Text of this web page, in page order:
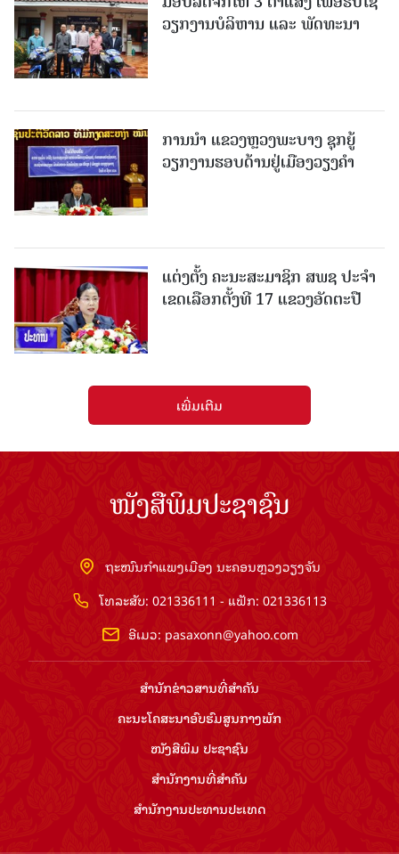
ວຽກງານບໍລິຫານ ແລະ ພັດທະນາ
ການນຳ ແຂວງຫຼວງພະບາງ ຊຸກຍູ້
ວຽກງານຮອບດ້ານຢູ່ເມືອງວຽງຄໍາ
ແຕ່ງຕັ້ງ ຄະນະສະມາຊິກ ສພຊ ປະຈຳ
ເຂດເລືອກຕັ້ງທີ 17 ແຂວງອັດຕະປື
ເພີ່ມເຕີມ
ໜັງສືພິມປະຊາຊົນ
ຖະໜົນກຳແພງເມືອງ ນະຄອນຫຼວງວຽງຈັນ
ໂທລະສັບ: 021336111 - ແຟັກ: 021336113
ອີເມວ: pasaxonn@yahoo.com
ສຳ​ນັກ​ຂ່າວ​ສານ​ທີ່​ສຳ​ຄັນ​
ຄະນະໂຄສະນາອົບຮົມ​ສູນ​ກາງ​ພັກ
ໜັງສືພິມ ປະ​ຊາ​ຊົນ
ສຳ​ນັກ​ງານ​ທີ່​ສຳ​ຄັນ
ສຳ​ນັກ​ງານ​ປະ​ທານ​ປະ​ເທດ